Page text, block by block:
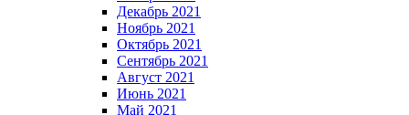
Декабрь 2021
Ноябрь 2021
Октябрь 2021
Сентябрь 2021
Август 2021
Июнь 2021
Май 2021